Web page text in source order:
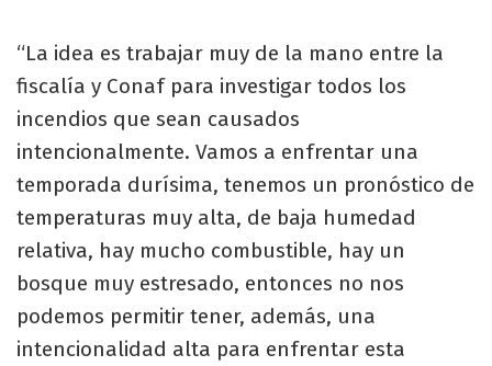
“La idea es trabajar muy de la mano entre la
fiscalía y Conaf para investigar todos los
incendios que sean causados
intencionalmente. Vamos a enfrentar una
temporada durísima, tenemos un pronóstico de
temperaturas muy alta, de baja humedad
relativa, hay mucho combustible, hay un
bosque muy estresado, entonces no nos
podemos permitir tener, además, una
intencionalidad alta para enfrentar esta